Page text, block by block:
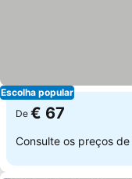
Escolha popular
De € 67
Consulte os preços de